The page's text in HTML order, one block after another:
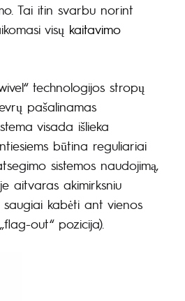
Tai itin svarbu norint
visų kaitavimo
technologijos stropų
pašalinamas
visada išlieka
būtina reguliariai
sistemos naudojimą,
aitvaras akimirksniu
kabėti ant vienos
out“ pozicija).